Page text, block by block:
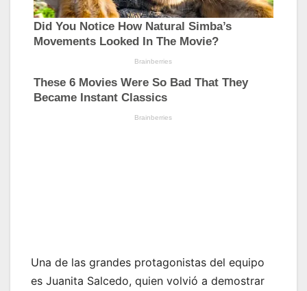
Una de las grandes protagonistas del equipo
es Juanita Salcedo, quien volvió a demostrar